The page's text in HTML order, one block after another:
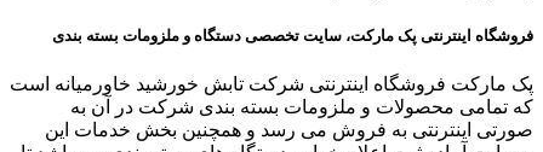
فروشگاه اینترنتی پک مارکت، سایت تخصصی دستگاه و ملزومات بسته بندی
پک مارکت فروشگاه اینترنتی شرکت تابش خورشید خاورمیانه است
که تمامی محصولات و ملزومات بسته بندی شرکت در آن به
صورتی اینترنتی به فروش می رسد و همچنین بخش خدمات این